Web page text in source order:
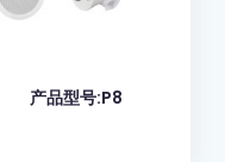
产品型号:P8